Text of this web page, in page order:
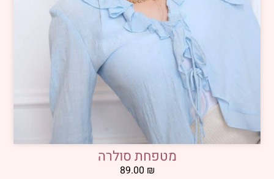
מטפחת סולרה
89.00 ₪